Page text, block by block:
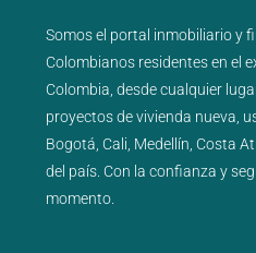
Somos el portal inmobiliarioy
Colombianos residentes en el
Colombia, desde cualquier
proyectos devivienda nueva
Bogotá Cali Medellín Costa
del país . Con la confianza y
momento.